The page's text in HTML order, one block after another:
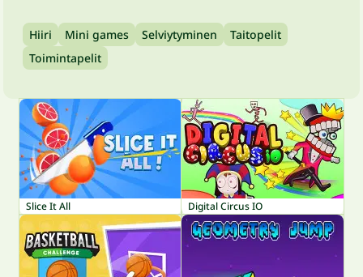
Hiiri Mini games Selviytyminen
Taitopelit
Toimintapelit
Slice It All Digital Circus IO